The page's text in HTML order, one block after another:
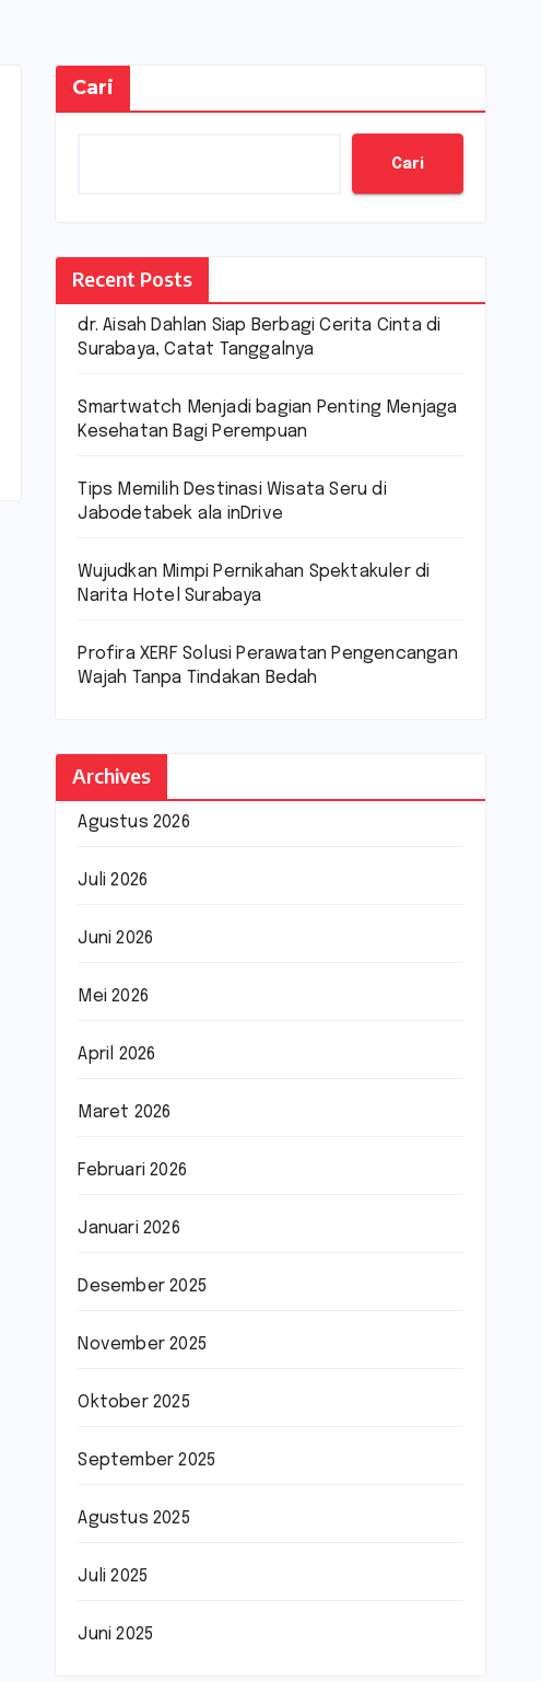
Cari
Cari
Recent Posts
dr. Aisah Dahlan Siap Berbagi Cerita Cinta di
Surabaya, Catat Tanggalnya
Smartwatch Menjadi bagian Penting Menjaga
Kesehatan Bagi Perempuan
Tips Memilih Destinasi Wisata Seru di
Jabodetabek ala inDrive
Wujudkan Mimpi Pernikahan Spektakuler di
Narita Hotel Surabaya
Profira XERF Solusi Perawatan Pengencangan
Wajah Tanpa Tindakan Bedah
Archives
Agustus 2026
Juli 2026
Juni 2026
Mei 2026
April 2026
Maret 2026
Februari 2026
Januari 2026
Desember 2025
November 2025
Oktober 2025
September 2025
Agustus 2025
Juli 2025
Juni 2025